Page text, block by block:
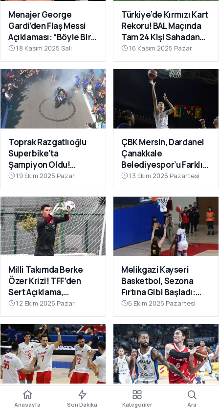
Menajer George
Gardi’den Flaş Messi
Açıklaması: “Böyle Bir
Fırsat Olursa,
Galatasaray İçin
Faydalı Olabilir”
18 Kasım 2025 Salı
Türkiye’de Kırmızı Kart
Rekoru! BAL Maçında
Tam 24 Kişi Sahadan
Atıldı
16 Kasım 2025 Pazar
Toprak Razgatlıoğlu
Superbike’ta
Şampiyon Oldu!
Rakibinin Skandal
Hamlesi Tepki Çekti
19 Ekim 2025 Pazar
ÇBK Mersin, Dardanel
Çanakkale
Belediyespor’u Farklı
Geçti: 112-78
13 Ekim 2025 Pazartesi
Milli Takımda Berke
Özer Krizi! TFF’den
Sert Açıklama,
Kaleciden Yanıt
Gecikmedi
12 Ekim 2025 Pazar
Melikgazi Kayseri
Basketbol, Sezona
Fırtına Gibi Başladı:
Dardanel Çanakkale’yi
Farklı Geçti
6 Ekim 2025 Pazartesi
Filenin Efeleri Dünya
Şampiyonası’nda 2’de
12 Dev Adam Fırtına
Gibi: Yunanistan’ı Ezip
Anasayfa Son Dakika Kategoriler Ara